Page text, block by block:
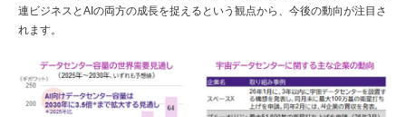
連ビジネスとAIの両方の成長を捉えるという観点から、今後の動向が注目さ
れます。